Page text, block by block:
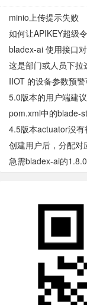
minio上传提示失败
如何让APIKEY超级
bladex-ai 使用接口
这是部门或人员下拉
IIOT 的设备参数预
5.0版本的用户端建议
pom.xml中的blade-
4.5版本actuator没有